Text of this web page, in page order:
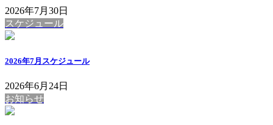
2026年7月30日
スケジュール
2026年7月スケジュール
2026年6月24日
お知らせ